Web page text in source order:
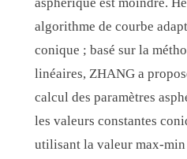
algorithme de courbe
conique ; basé sur la
linéaires, ZHANG a
calcul des paramètres
les valeurs constantes
utilisant la valeur max-min